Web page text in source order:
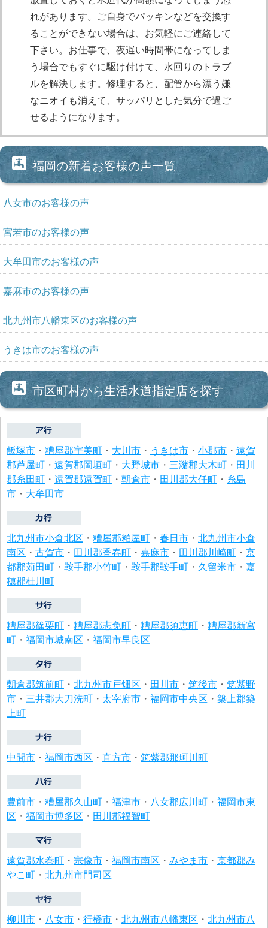
れがあります。ご自身でパッキンなどを交換す
ることができない場合は、お気軽にご連絡して
下さい。お仕事で、夜遅い時間帯になってしま
う場合でもすぐに駆け付けて、水回りのトラブ
ルを解決します。修理すると、配管から漂う嫌
なニオイも消えて、サッパリとした気分で過ご
せるようになります。
福岡の新着お客様の声一覧
八女市のお客様の声
宮若市のお客様の声
大牟田市のお客様の声
嘉麻市のお客様の声
北九州市八幡東区のお客様の声
うきは市のお客様の声
市区町村から生活水道指定店を探す
飯塚市 ・ 糟屋郡宇美町 ・ 大川市 ・ うきは市 ・ 小郡市 ・ 遠賀
郡芦屋町 ・ 遠賀郡岡垣町 ・ 大野城市 ・ 三潴郡大木町 ・ 田川
郡糸田町 ・ 遠賀郡遠賀町 ・ 朝倉市 ・ 田川郡大任町 ・ 糸島
市 ・ 大牟田市
北九州市小倉北区 ・ 糟屋郡粕屋町 ・ 春日市 ・ 北九州市小倉
南区 ・ 古賀市 ・ 田川郡香春町 ・ 嘉麻市 ・ 田川郡川崎町 ・ 京
都郡苅田町 ・ 鞍手郡小竹町 ・ 鞍手郡鞍手町 ・ 久留米市 ・ 嘉
穂郡桂川町
糟屋郡篠栗町 ・ 糟屋郡志免町 ・ 糟屋郡須恵町 ・ 糟屋郡新宮
町 ・ 福岡市城南区 ・ 福岡市早良区
朝倉郡筑前町 ・ 北九州市戸畑区 ・ 田川市 ・ 筑後市 ・ 筑紫野
市 ・ 三井郡大刀洗町 ・ 太宰府市 ・ 福岡市中央区 ・ 築上郡築
上町
中間市 ・ 福岡市西区 ・ 直方市 ・ 筑紫郡那珂川町
豊前市 ・ 糟屋郡久山町 ・ 福津市 ・ 八女郡広川町 ・ 福岡市東
区 ・ 福岡市博多区 ・ 田川郡福智町
遠賀郡水巻町 ・ 宗像市 ・ 福岡市南区 ・ みやま市 ・ 京都郡み
やこ町 ・ 北九州市門司区
柳川市 ・ 八女市 ・ 行橋市 ・ 北九州市八幡東区 ・ 北九州市八